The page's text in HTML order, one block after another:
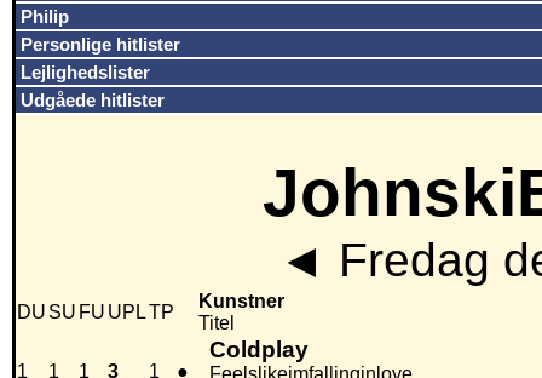
Philip
Personlige hitlister
Lejlighedslister
Udgåede hitlister
◄ Fredag
DU SU FU UPLTP
Kunstner
Titel
1 1 1 3 1 ●
Coldplay